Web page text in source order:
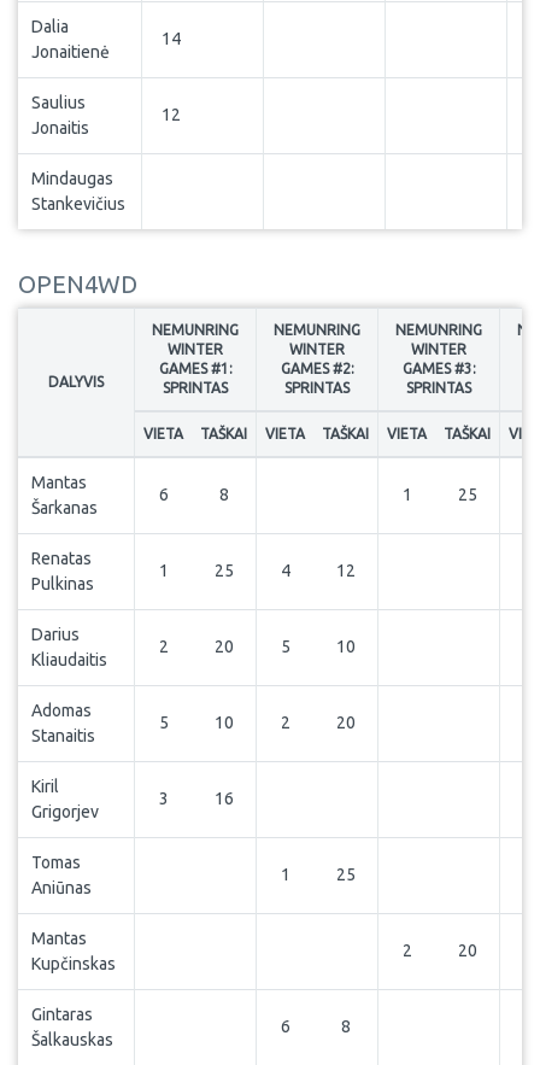
Dalia
Jonaitienė
14
Saulius
Jonaitis
12
Mindaugas
Stankevičius
OPEN4WD
DALYVIS
NEMUNRING
WINTER
GAMES #1:
SPRINTAS
NEMUNRING
WINTER
GAMES #2:
SPRINTAS
NEMUNRING
WINTER
GAMES #3:
SPRINTAS
VIETA TAŠKAI VIETA TAŠKAI VIETA TAŠKAI
Mantas
Šarkanas
6 8 1 25
Renatas
Pulkinas
1 25 4 12
Darius
Kliaudaitis
2 20 5 10
Adomas
Stanaitis
5 10 2 20
Kiril
Grigorjev
3 16
Tomas
Aniūnas
1 25
Mantas
Kupčinskas
2 20
Gintaras
Šalkauskas
6 8